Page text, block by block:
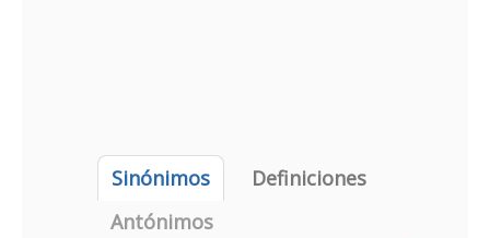
Sinónimos
Definiciones
Antónimos